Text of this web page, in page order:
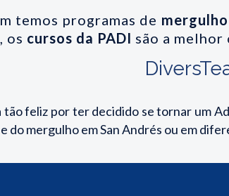
temos programas de mergulho
os cursos da PADI são a
tão feliz por ter decidido se tornar um
do mergulho em San Andrés ou em